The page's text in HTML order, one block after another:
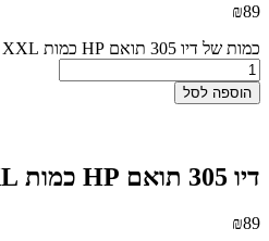
₪89
כמות של דיו 305 תואם HP כמות XXL שחור
הוספה לסל
דיו 305 תואם HP כמות XXL שחור
₪89